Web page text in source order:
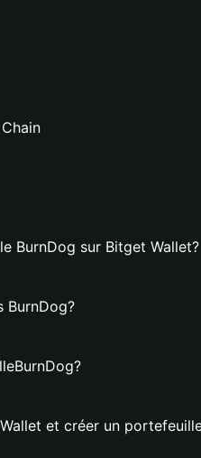
BurnDog sur Bitget Wallet?
BurnDog?
et créer un